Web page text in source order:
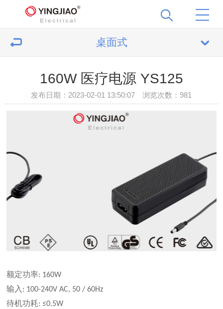
桌面式
160W 医疗电源 YS125
发布日期：2023-02-01 13:50:07 浏览次数： 981
额定功率: 160W
输入 : 100-240V AC, 50 / 60Hz
待机功耗: ≤0.5W